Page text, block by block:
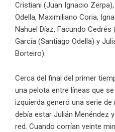
Cristiani (Juan Ignacio
Odella, Maximiliano Coria,
Nahuel Díaz, Facundo
García (Santiago Odella) y
Borteiro).
Cerca del final del primer
una pelota entre líneas que
izquierda generó una serie
debía estar Julián Menéndez
red. Cuando corrían veinte